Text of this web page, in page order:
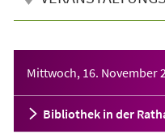
Mittwoch, 16. November
Bibliothek in der